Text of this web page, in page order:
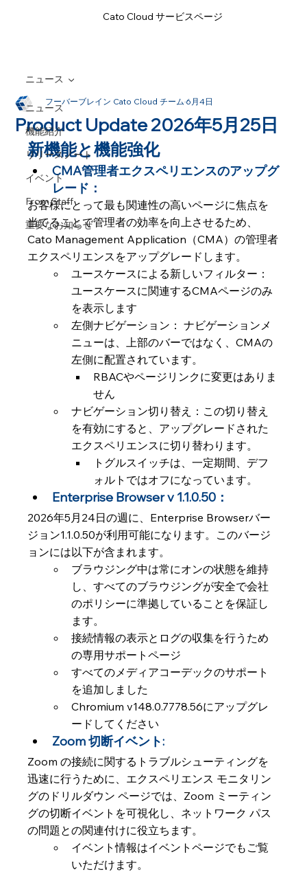
Cato Cloud サービスページ
ニュース
機能紹介
リリースノート
イベント
From Staff
重要なお知らせ
ニュース
Product Update 2026年5月25日
フーバーブレイン Cato Cloud チーム6月4日
新機能と機能強化
CMA管理者エクスペリエンスのアップグ
レード：
お客様にとって最も関連性の高いページに焦点を
当てることで管理者の効率を向上させるため、
Cato Management Application（CMA）の管理者
エクスペリエンスをアップグレードします。
ユースケースによる新しいフィルター：
ユースケースに関連するCMAページのみ
を表示します
左側ナビゲーション： ナビゲーションメ
ニューは、上部のバーではなく、CMAの
左側に配置されています。
RBACやページリンクに変更はありま
せん
ナビゲーション切り替え：この切り替え
を有効にすると、アップグレードされた
エクスペリエンスに切り替わります。
トグルスイッチは、一定期間、デフ
ォルトではオフになっています。
Enterprise Browser v 1.1.0.50：
2026年5月24日の週に、Enterprise Browserバー
ジョン1.1.0.50が利用可能になります。このバージ
ョンには以下が含まれます。
ブラウジング中は常にオンの状態を維持
し、すべてのブラウジングが安全で会社
のポリシーに準拠していることを保証し
ます。
接続情報の表示とログの収集を行うため
の専用サポートページ
すべてのメディアコーデックのサポート
を追加しました
Chromium v​​148.0.7778.56にアップグレ
ードしてください
Zoom 切断イベント:
Zoom の接続に関するトラブルシューティングを
迅速に行うために、エクスペリエンス モニタリン
グのドリルダウン ページでは、Zoom ミーティン
グの切断イベントを可視化し、ネットワーク パス
の問題との関連付けに役立ちます。
イベント情報はイベントページでもご覧
いただけます。